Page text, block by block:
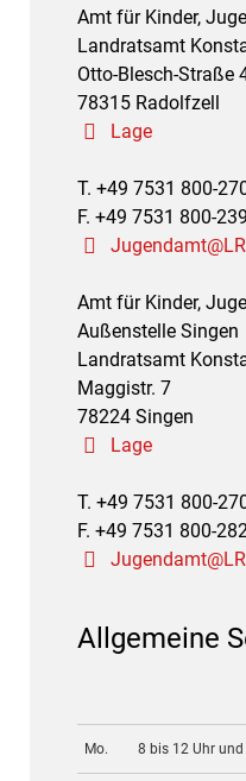
Amt für Kinder,
Landratsamt
Otto-Blesch-Straße
78315 Radolfzell
Lage
T. +49 7531 800-
F. +49 7531 800-
Amt für Kinder,
Außenstelle Singen
Landratsamt
Maggistr. 7
78224 Singen
Lage
T. +49 7531 800-
F. +49 7531 800-
Allgemeine
Mo. 8 bis 12 Uhr